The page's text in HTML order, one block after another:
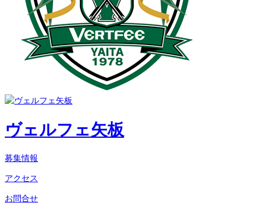
ヴェルフェ矢板
募集情報
アクセス
お問合せ